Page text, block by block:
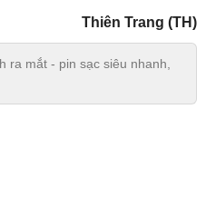
Thiên Trang (TH)
ra mắt - pin sạc siêu nhanh,